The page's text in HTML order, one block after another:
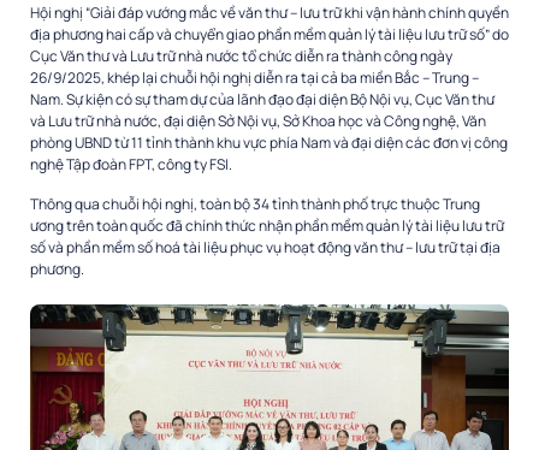
Hội nghị “Giải đáp vướng mắc về văn thư – lưu trữ khi vận hành chính quyền
địa phương hai cấp và chuyển giao phần mềm quản lý tài liệu lưu trữ số” do
Cục Văn thư và Lưu trữ nhà nước tổ chức diễn ra thành công ngày
26/9/2025, khép lại chuỗi hội nghị diễn ra tại cả ba miền Bắc – Trung –
Nam. Sự kiện có sự tham dự của lãnh đạo đại diện Bộ Nội vụ, Cục Văn thư
và Lưu trữ nhà nước, đại diện Sở Nội vụ, Sở Khoa học và Công nghệ, Văn
phòng UBND từ 11 tỉnh thành khu vực phía Nam và đại diện các đơn vị công
nghệ Tập đoàn FPT, công ty FSI.
Thông qua chuỗi hội nghị, toàn bộ 34 tỉnh thành phố trực thuộc Trung
ương trên toàn quốc đã chính thức nhận phần mềm quản lý tài liệu lưu trữ
số và phần mềm số hoá tài liệu phục vụ hoạt động văn thư – lưu trữ tại địa
phương.